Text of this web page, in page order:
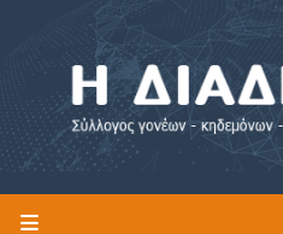
Η ΔΙΑΔΡΟΜΗ